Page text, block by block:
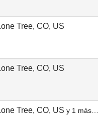
Tree, CO, US
Tree, CO, US
Tree, CO, US y 1 más…